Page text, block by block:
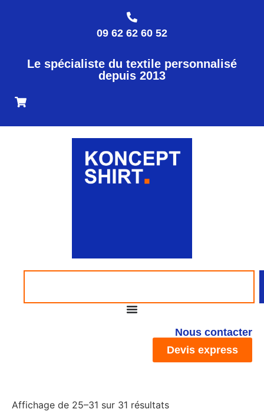
09 62 62 60 52
Le spécialiste du textile personnalisé
depuis 2013
Nous contacter
Devis express
Affichage de 25–31 sur 31 résultats